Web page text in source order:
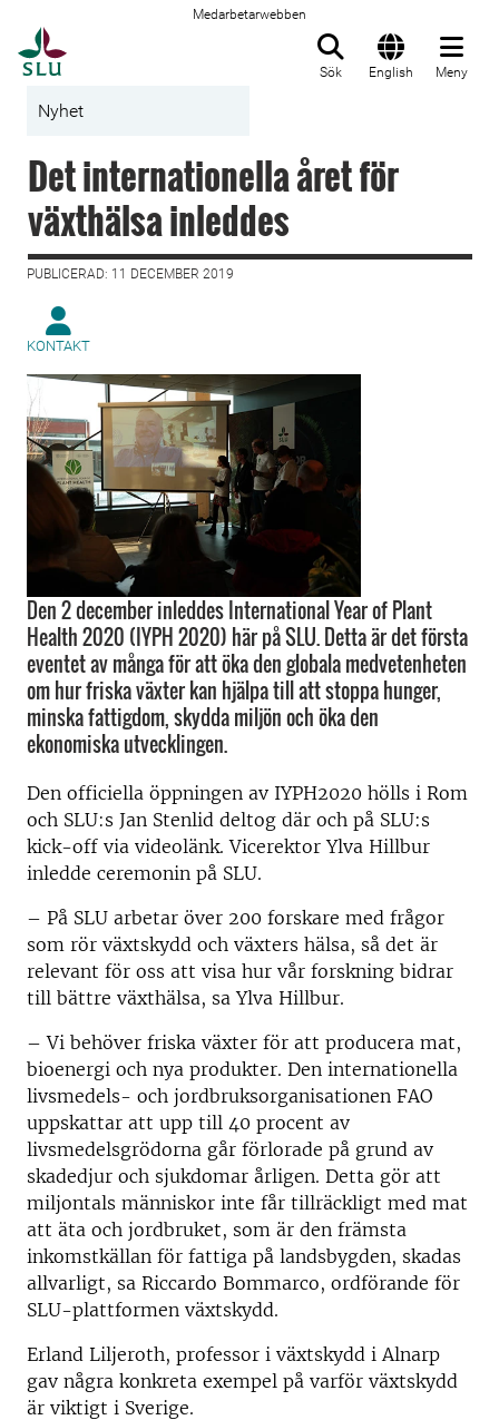
Medarbetarwebben
Sök English Meny
Nyhet
Det internationella året för
växthälsa inleddes
PUBLICERAD: 11 DECEMBER 2019
KONTAKT
Den 2 december inleddes International Year of Plant
Health 2020 (IYPH 2020) här på SLU. Detta är det första
eventet av många för att öka den globala medvetenheten
om hur friska växter kan hjälpa till att stoppa hunger,
minska fattigdom, skydda miljön och öka den
ekonomiska utvecklingen.
Den officiella öppningen av IYPH2020 hölls i Rom
och SLU:s Jan Stenlid deltog där och på SLU:s
kick-off via videolänk. Vicerektor Ylva Hillbur
inledde ceremonin på SLU.
– På SLU arbetar över 200 forskare med frågor
som rör växtskydd och växters hälsa, så det är
relevant för oss att visa hur vår forskning bidrar
till bättre växthälsa, sa Ylva Hillbur.
– Vi behöver friska växter för att producera mat,
bioenergi och nya produkter. Den internationella
livsmedels- och jordbruksorganisationen FAO
uppskattar att upp till 40 procent av
livsmedelsgrödorna går förlorade på grund av
skadedjur och sjukdomar årligen. Detta gör att
miljontals människor inte får tillräckligt med mat
att äta och jordbruket, som är den främsta
inkomstkällan för fattiga på landsbygden, skadas
allvarligt, sa Riccardo Bommarco, ordförande för
SLU-plattformen växtskydd.
Erland Liljeroth, professor i växtskydd i Alnarp
gav några konkreta exempel på varför växtskydd
är viktigt i Sverige.